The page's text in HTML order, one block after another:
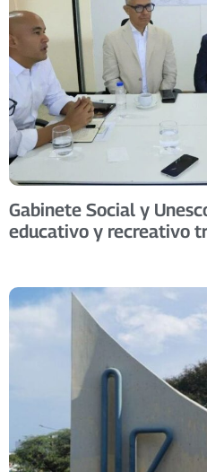
Gabinete Social y
educativo y recreativo